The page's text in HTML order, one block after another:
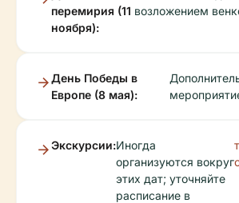
перемирия (11
ноября):
возложением
День Победы в
Европе (8 мая):
Экскурсии:Иногда
организуются вокруг
этих дат; уточняйте
расписание в